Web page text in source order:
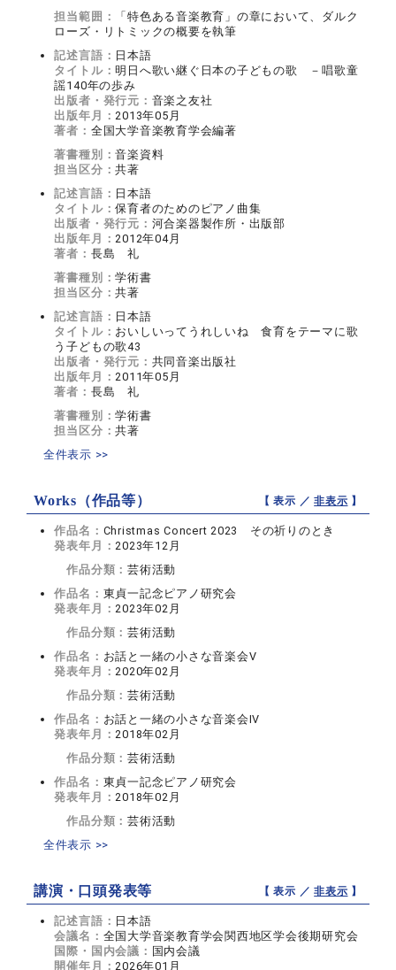
担当範囲：
「特色ある音楽教育」の章において、ダルク
ローズ・リトミックの概要を執筆
記述言語： 日本語
タイトル：明日へ歌い継ぐ日本の子どもの歌 －唱歌童
謡140年の歩み
出版者・発行元： 音楽之友社
出版年月： 2013年05月
著者： 全国大学音楽教育学会編著
著書種別：音楽資料
担当区分：共著
記述言語： 日本語
タイトル：保育者のためのピアノ曲集
出版者・発行元： 河合楽器製作所・出版部
出版年月： 2012年04月
著者： 長島 礼
著書種別：学術書
担当区分：共著
記述言語： 日本語
タイトル： おいしいってうれしいね 食育をテーマに歌
う子どもの歌43
出版者・発行元： 共同音楽出版社
出版年月： 2011年05月
著者： 長島 礼
著書種別：学術書
担当区分：共著
全件表示 >>
Works（作品等） 【 表示 ／非表示 】
作品名： Christmas Concert 2023 その祈りのとき
発表年月： 2023年12月
作品分類：芸術活動
作品名： 東貞一記念ピアノ研究会
発表年月： 2023年02月
作品分類：芸術活動
作品名： お話と一緒の小さな音楽会Ⅴ
発表年月： 2020年02月
作品分類：芸術活動
作品名： お話と一緒の小さな音楽会Ⅳ
発表年月： 2018年02月
作品分類：芸術活動
作品名： 東貞一記念ピアノ研究会
発表年月： 2018年02月
作品分類：芸術活動
全件表示 >>
講演・口頭発表等 【 表示 ／非表示 】
記述言語： 日本語
会議名： 全国大学音楽教育学会関西地区学会後期研究会
国際・国内会議： 国内会議
開催年月： 2026年01月